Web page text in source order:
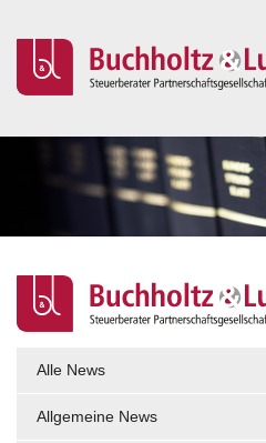
Alle News
Allgemeine News